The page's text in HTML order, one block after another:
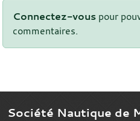
Connectez-vous pour
commentaires.
Société Nautique de